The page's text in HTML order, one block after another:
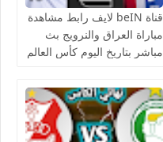
قناة beIN لايف رابط مشاهدة
مباراة العراق والنرويج بث
مباشر بتاريخ اليوم كأس العالم